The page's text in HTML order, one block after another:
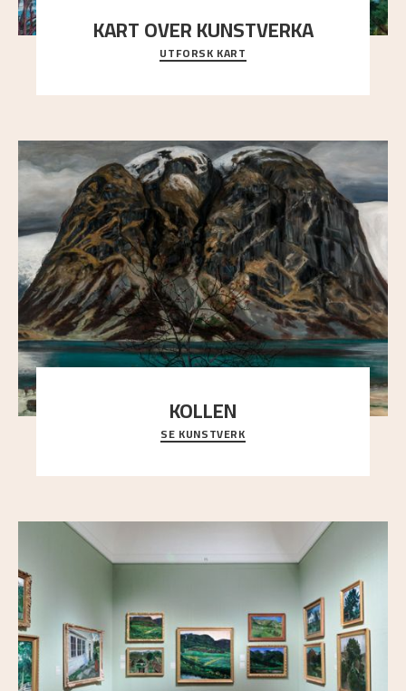
KART OVER KUNSTVERKA
Utforsk stedene og utsiktene i Astrups malerier
UTFORSK KART
KOLLEN
Et ruvende fjell dominerer bildeflaten, og står i
sterk kontrast til det spinkle rognetreet ute
SE KUNSTVERK